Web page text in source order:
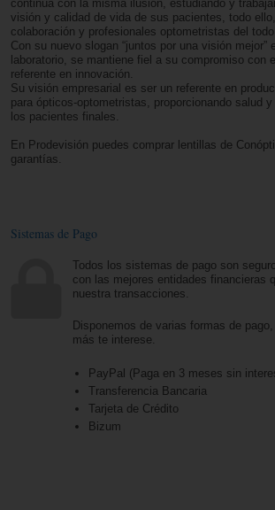
continúa con la misma ilusión, estudiando y
visión y calidad de vida de sus pacientes, todo
colaboración y profesionales optometristas del todo
Con su nuevo slogan “juntos por una visión mejor”
laboratorio, se mantiene fiel a su compromiso con
referente en innovación.
Su visión empresarial es ser un referente en
para ópticos-optometristas, proporcionando salud
los pacientes finales.
En Prodevisión puedes comprar lentillas de
garantías.
Sistemas de Pago
Todos los sistemas de pago son
con las mejores entidades financieras
nuestra transacciones.
Disponemos de varias formas de
más te interese.
PayPal (Paga en 3 meses sin
Transferencia Bancaria
Tarjeta de Crédito
Bizum